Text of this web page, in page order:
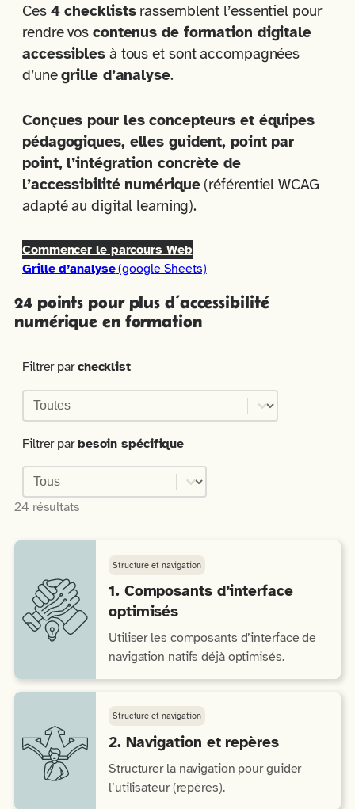
Ces 4 checklistsrassemblent l’essentiel pour
rendre vos contenus de formation digitale
accessiblesà tous et sont accompagnées
d’unegrille d’analyse.
Conçues pour les concepteurs et équipes
pédagogiques, elles guident, point par
point, l’intégration concrète de
l’accessibilité numérique(référentiel WCAG
adapté au digital learning).
Commencer le parcours Web
Grille d’analyse(google Sheets)
24 points pour plus d’accessibilité
numérique en formation
Filtrer parchecklist
checklist
Sélectionnez le contenu
Filtrer parbesoin spécifique
besoins
Sélectionnez le contenu
24 résultats
Structure et navigation
1. Composants d’interface
optimisés
Utiliser les composants d’interface de
navigation natifs déjà optimisés.
Structure et navigation
2. Navigation et repères
Structurer la navigation pour guider
l’utilisateur (repères).